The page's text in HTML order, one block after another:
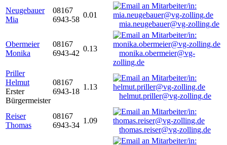
Neugebauer
Mia
08167
6943-58
0.01
mia.neugebauer@vg-zolling.de
Obermeier
Monika
08167
6943-42
0.13
monika.obermeier@vg-
zolling.de
Priller
Helmut
Erster
Bürgermeister
08167
6943-18
1.13
helmut.priller@vg-zolling.de
Reiser
Thomas
08167
6943-34
1.09
thomas.reiser@vg-zolling.de